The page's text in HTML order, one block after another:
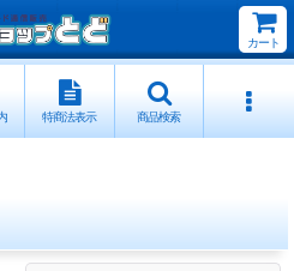
カート
特商法表示 商品検索